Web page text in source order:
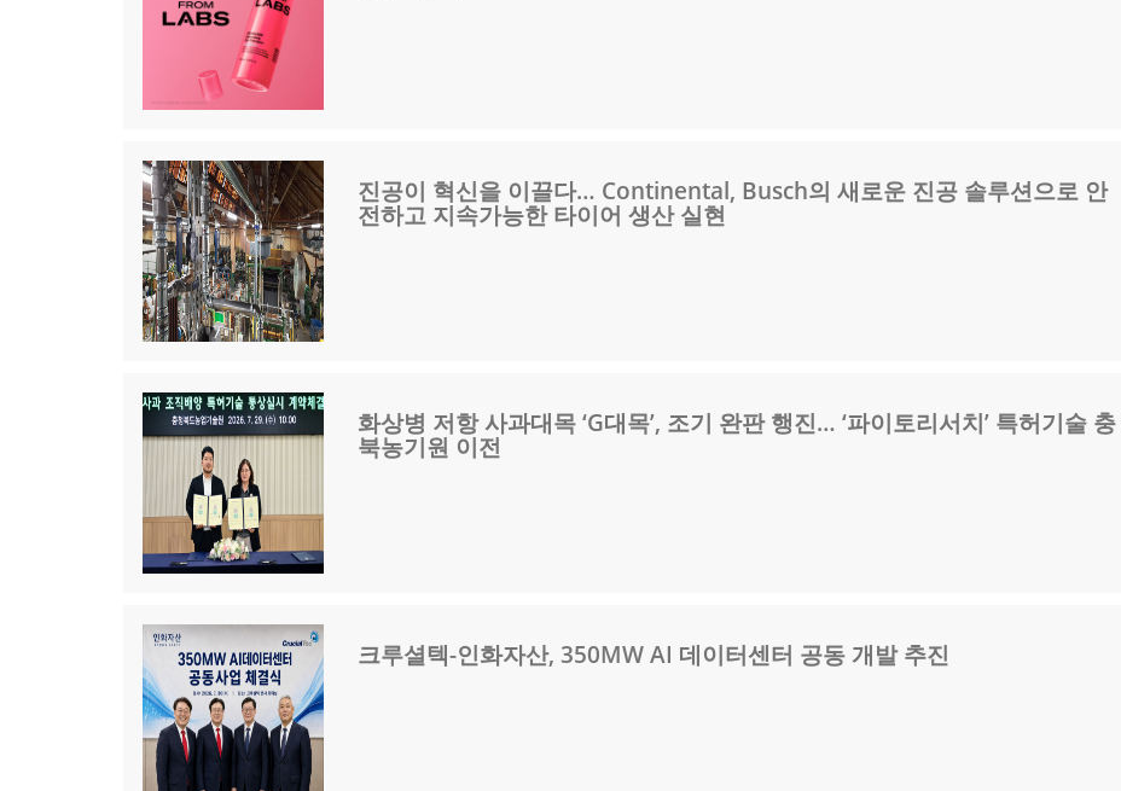
진공이 혁신을 이끌다… Continental, Busch의 새로운 진공 솔루션으로 안
전하고 지속가능한 타이어 생산 실현
화상병 저항 사과대목 ‘G대목’, 조기 완판 행진… ‘파이토리서치’ 특허기술 충
북농기원 이전
크루셜텍-인화자산, 350MW AI 데이터센터 공동 개발 추진